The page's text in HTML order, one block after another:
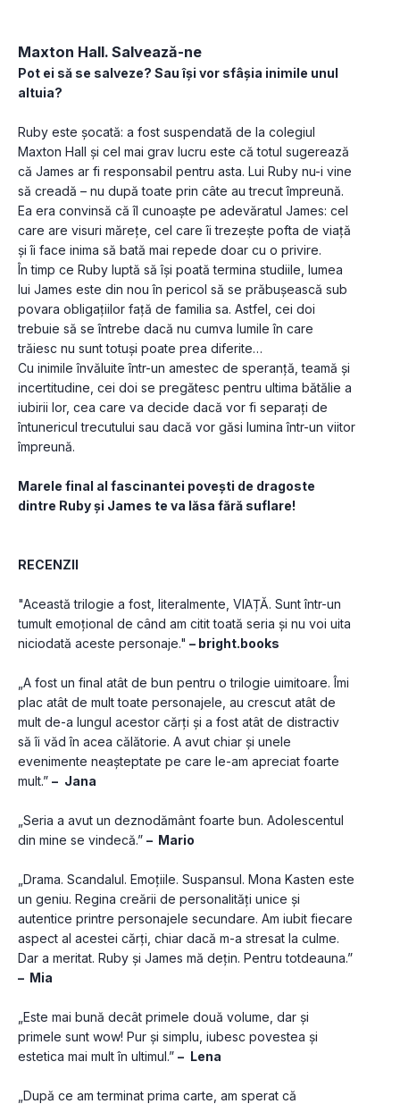
Maxton Hall. Salvează-ne
Pot ei să se salveze? Sau își vor sfâșia inimile unul
altuia?
Ruby este șocată: a fost suspendată de la colegiul
Maxton Hall și cel mai grav lucru este că totul sugerează
că James ar fi responsabil pentru asta. Lui Ruby nu-i vine
să creadă – nu după toate prin câte au trecut împreună.
Ea era convinsă că îl cunoaște pe adevăratul James: cel
care are visuri mărețe, cel care îi trezește pofta de viață
și îi face inima să bată mai repede doar cu o privire.
În timp ce Ruby luptă să își poată termina studiile, lumea
lui James este din nou în pericol să se prăbușească sub
povara obligațiilor față de familia sa. Astfel, cei doi
trebuie să se întrebe dacă nu cumva lumile în care
trăiesc nu sunt totuși poate prea diferite…
Cu inimile învăluite într-un amestec de speranță, teamă și
incertitudine, cei doi se pregătesc pentru ultima bătălie a
iubirii lor, cea care va decide dacă vor fi separați de
întunericul trecutului sau dacă vor găsi lumina într-un viitor
împreună.
Marele final al fascinantei povești de dragoste
dintre Ruby și James te va lăsa fără suflare!
RECENZII
"Această trilogie a fost, literalmente, VIAȚĂ. Sunt într-un
tumult emoțional de când am citit toată seria și nu voi uita
niciodată aceste personaje." – bright.books
„A fost un final atât de bun pentru o trilogie uimitoare. Îmi
plac atât de mult toate personajele, au crescut atât de
mult de-a lungul acestor cărți și a fost atât de distractiv
să îi văd în acea călătorie. A avut chiar și unele
evenimente neașteptate pe care le-am apreciat foarte
mult.” – Jana
„Seria a avut un deznodământ foarte bun. Adolescentul
din mine se vindecă.” –  Mario
„Drama. Scandalul. Emoțiile. Suspansul. Mona Kasten este
un geniu. Regina creării de personalități unice și
autentice printre personajele secundare. Am iubit fiecare
aspect al acestei cărți, chiar dacă m-a stresat la culme.
–  Mia
„Este mai bună decât primele două volume, dar și
primele sunt wow! Pur și simplu, iubesc povestea și
estetica mai mult în ultimul.” – Lena
„După ce am terminat prima carte, am sperat că